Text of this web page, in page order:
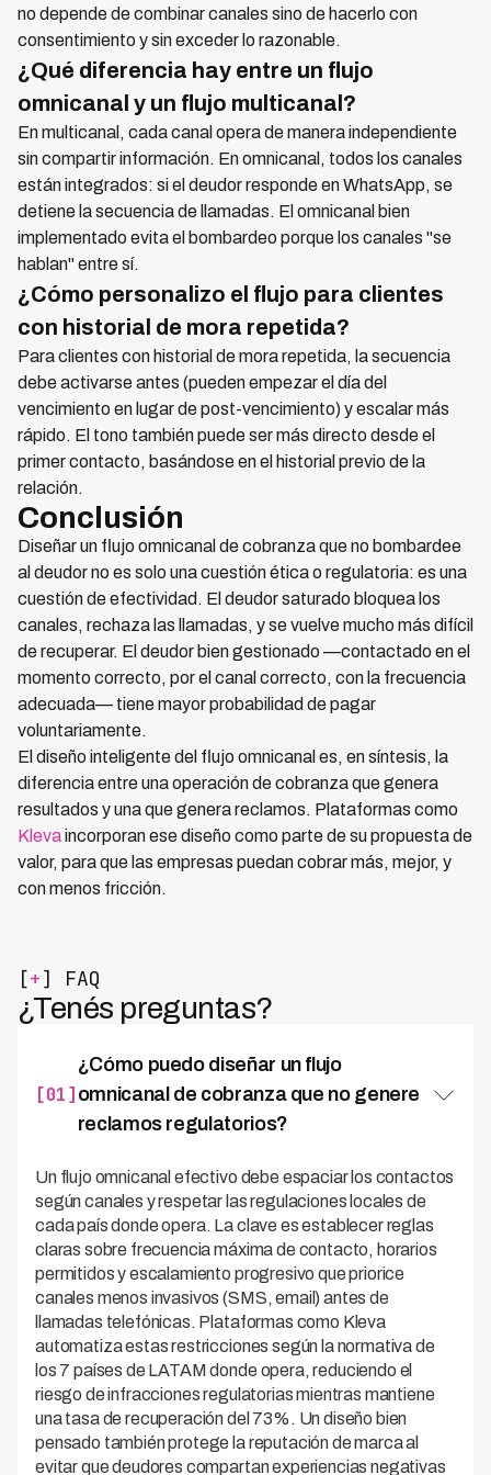
no depende de combinar canales sino de hacerlo con
consentimiento y sin exceder lo razonable.
¿Qué diferencia hay entre un flujo
omnicanal y un flujo multicanal?
En multicanal, cada canal opera de manera independiente
sin compartir información. En omnicanal, todos los canales
están integrados: si el deudor responde en WhatsApp, se
detiene la secuencia de llamadas. El omnicanal bien
implementado evita el bombardeo porque los canales "se
hablan" entre sí.
¿Cómo personalizo el flujo para clientes
con historial de mora repetida?
Para clientes con historial de mora repetida, la secuencia
debe activarse antes (pueden empezar el día del
vencimiento en lugar de post-vencimiento) y escalar más
rápido. El tono también puede ser más directo desde el
primer contacto, basándose en el historial previo de la
relación.
Conclusión
Diseñar un flujo omnicanal de cobranza que no bombardee
al deudor no es solo una cuestión ética o regulatoria: es una
cuestión de efectividad. El deudor saturado bloquea los
canales, rechaza las llamadas, y se vuelve mucho más difícil
de recuperar. El deudor bien gestionado —contactado en el
momento correcto, por el canal correcto, con la frecuencia
adecuada— tiene mayor probabilidad de pagar
voluntariamente.
El diseño inteligente del flujo omnicanal es, en síntesis, la
diferencia entre una operación de cobranza que genera
resultados y una que genera reclamos. Plataformas como
Klevaincorporan ese diseño como parte de su propuesta de
valor, para que las empresas puedan cobrar más, mejor, y
con menos fricción.
[+] FAQ
¿Tenés preguntas?
[01]
¿Cómo puedo diseñar un flujo
omnicanal de cobranza que no genere
reclamos regulatorios?
Un flujo omnicanal efectivo debe espaciar los contactos
según canales y respetar las regulaciones locales de
cada país donde opera. La clave es establecer reglas
claras sobre frecuencia máxima de contacto, horarios
permitidos y escalamiento progresivo que priorice
canales menos invasivos (SMS, email) antes de
llamadas telefónicas. Plataformas como Kleva
automatiza estas restricciones según la normativa de
los 7 países de LATAM donde opera, reduciendo el
riesgo de infracciones regulatorias mientras mantiene
una tasa de recuperación del 73%. Un diseño bien
pensado también protege la reputación de marca al
evitar que deudores compartan experiencias negativas